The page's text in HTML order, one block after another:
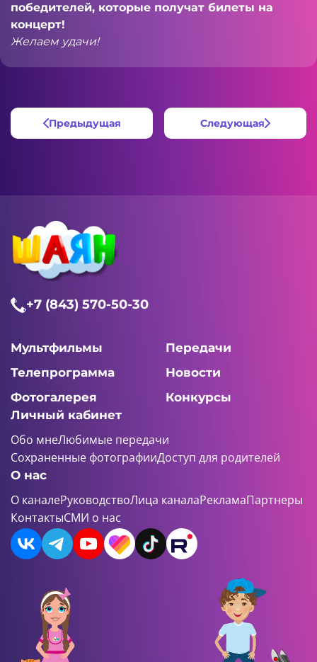
победителей, которые получат билеты на
концерт!
Желаем удачи!
Предыдущая Следующая
+7 (843) 570-50-30
Мультфильмы
Передачи
Телепрограмма
Новости
Фотогалерея
Конкурсы
Личный кабинет
Обо мнеЛюбимые передачи
Сохраненные фотографииДоступ для родителей
О нас
О каналеРуководствоЛица каналаРекламаПартнеры
КонтактыСМИ о нас